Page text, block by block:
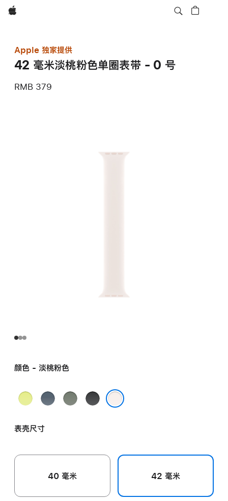
Apple
Apple 独家提供
42 毫米淡桃粉色单圈表带 - 0 号
RMB 379
颜色 - 淡桃粉色
霓
黄
铁
蓝
灰
黑
表壳尺寸
40 毫米 42 毫米